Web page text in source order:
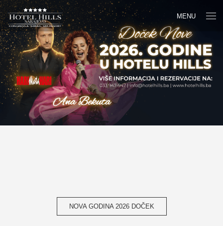
MENU
NOVA GODINA 2026 DOČEK